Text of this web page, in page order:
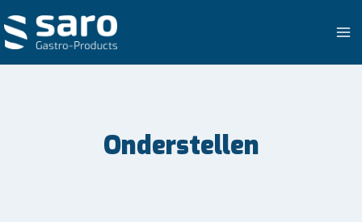
naar
inhoud
Onderstellen